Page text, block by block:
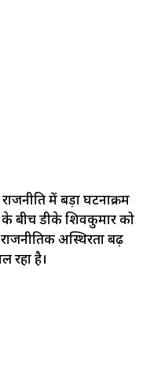
में बड़ा घटनाक्रम
बीच डीके शिवकुमार को
अस्थिरता बढ़
रहा है।